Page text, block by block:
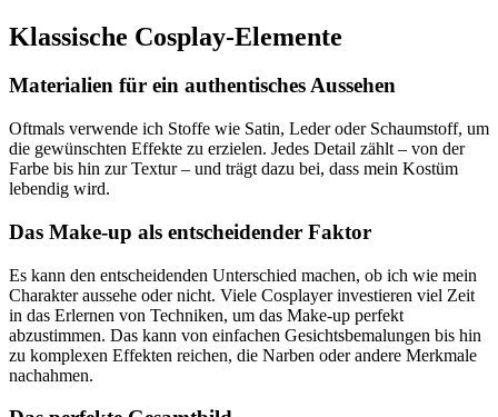
Klassische Cosplay-Elemente
Materialien für ein authentisches Aussehen
Oftmals verwende ich Stoffe wie Satin, Leder oder Schaumstoff, um
die gewünschten Effekte zu erzielen. Jedes Detail zählt – von der
Farbe bis hin zur Textur – und trägt dazu bei, dass mein Kostüm
lebendig wird.
Das Make-up als entscheidender Faktor
Es kann den entscheidenden Unterschied machen, ob ich wie mein
Charakter aussehe oder nicht. Viele Cosplayer investieren viel Zeit
in das Erlernen von Techniken, um das Make-up perfekt
abzustimmen. Das kann von einfachen Gesichtsbemalungen bis hin
zu komplexen Effekten reichen, die Narben oder andere Merkmale
nachahmen.